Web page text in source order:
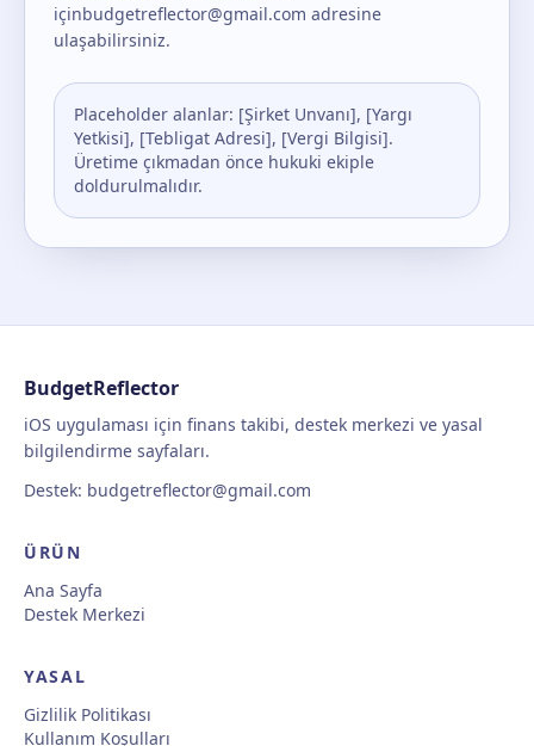
içinbudgetreflector@gmail.com adresine
ulaşabilirsiniz.
Placeholder alanlar: [Şirket Unvanı], [Yargı
Yetkisi], [Tebligat Adresi], [Vergi Bilgisi].
Üretime çıkmadan önce hukuki ekiple
doldurulmalıdır.
BudgetReflector
iOS uygulaması için finans takibi, destek merkezi ve yasal
bilgilendirme sayfaları.
Destek: budgetreflector@gmail.com
ÜRÜN
Ana Sayfa
Destek Merkezi
YASAL
Gizlilik Politikası
Kullanım Koşulları